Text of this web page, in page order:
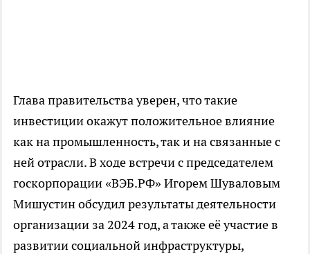
Глава правительства уверен, что такие
инвестиции окажут положительное влияние
как на промышленность, так и на связанные с
ней отрасли. В ходе встречи с председателем
госкорпорации «ВЭБ.РФ» Игорем Шуваловым
Мишустин обсудил результаты деятельности
организации за 2024 год, а также её участие в
развитии социальной инфраструктуры,